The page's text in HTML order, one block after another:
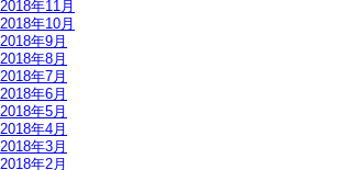
2018年11月
2018年10月
2018年9月
2018年8月
2018年7月
2018年6月
2018年5月
2018年4月
2018年3月
2018年2月